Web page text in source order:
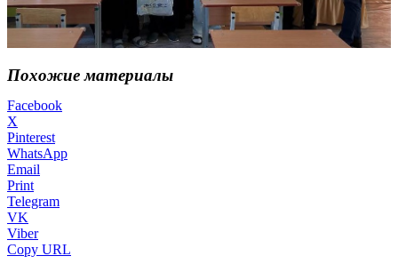
Похожие материалы
Facebook
X
Pinterest
WhatsApp
Email
Print
Telegram
VK
Viber
Copy URL